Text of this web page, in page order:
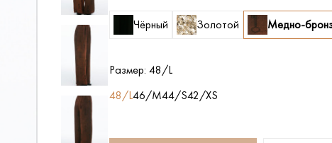
Чёрный Золотой Медно-
Размер: 48/L
48/L46/M44/S42/XS